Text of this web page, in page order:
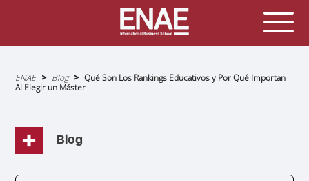
Sobrescribir
enlaces
de
navegación
ENAE Blog
Qué Son Los Rankings Educativos y Por Qué Importan
Al Elegir un Máster
Blog